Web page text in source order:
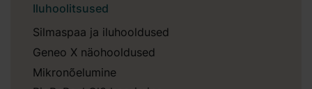
Iluhoolitsused
Silmaspaa ja iluhooldused
Geneo X näohooldused
Mikronõelumine